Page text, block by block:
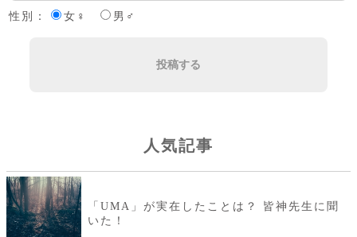
性別：
女♀ 男♂
投稿する
人気記事
「UMA」が実在したことは？ 皆神先生に聞
いた！